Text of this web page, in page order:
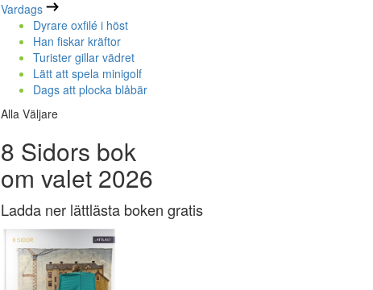
Vardags
Dyrare oxfilé i höst
Han fiskar kräftor
Turister gillar vädret
Lätt att spela minigolf
Dags att plocka blåbär
Alla Väljare
8 Sidors bok
om valet 2026
Ladda ner lättlästa boken gratis